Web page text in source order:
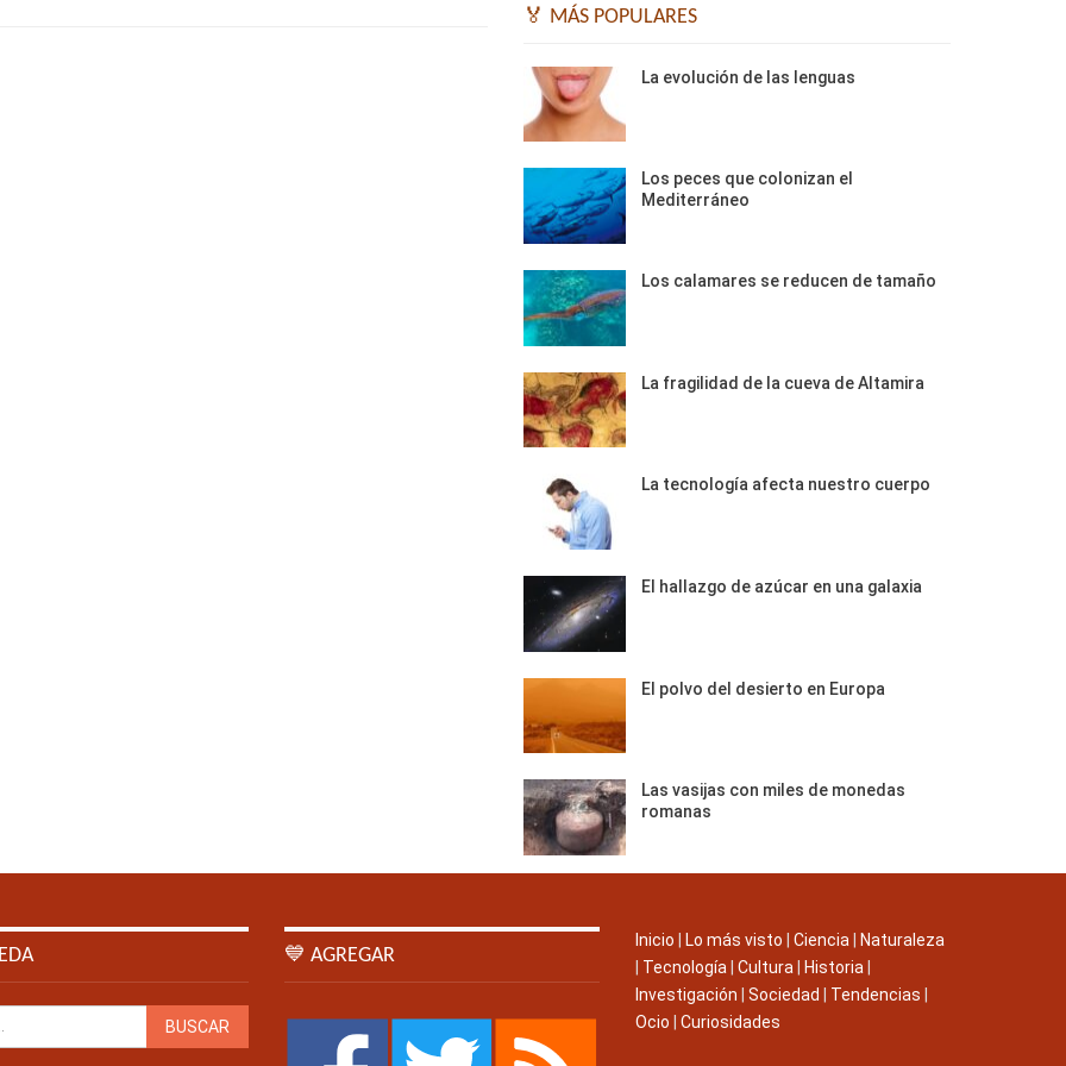
🏅 MÁS POPULARES
La evolución de las lenguas
Los peces que colonizan el
Mediterráneo
Los calamares se reducen de tamaño
La fragilidad de la cueva de Altamira
La tecnología afecta nuestro cuerpo
El hallazgo de azúcar en una galaxia
El polvo del desierto en Europa
Las vasijas con miles de monedas
romanas
💙 AGREGAR
Inicio Lo más visto Ciencia
Naturaleza
Tecnología Cultura Historia
Investigación
Sociedad Tendencias
Ocio
Curiosidades